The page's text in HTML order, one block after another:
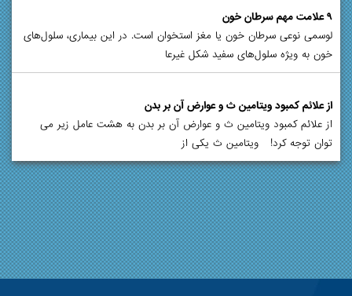
۹ علامت مهم سرطان خون
لوسمی نوعی سرطان خون یا مغز استخوان است. در این بیماری، سلول‌های
خون به ویژه سلول‌های سفید شکل غیرعا
از علائم کمبود ویتامین ث و عوارض آن بر بدن
از علائم کمبود ویتامین ث و عوارض آن بر بدن به هشت عامل زیر می
توان توجه کرد! ویتامین ث یکی از